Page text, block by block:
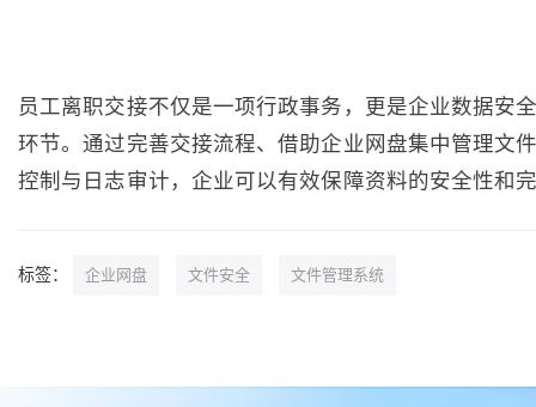
员工离职交接不仅是一项行政事务，更是企业数据安
环节。通过完善交接流程、借助企业网盘集中管理文
控制与日志审计，企业可以有效保障资料的安全性和
标签： 企业网盘 文件安全 文件管理系统